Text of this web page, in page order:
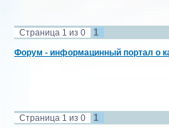
Страница 1 из 0 1
Форум - информацинный портал о
Страница 1 из 0 1